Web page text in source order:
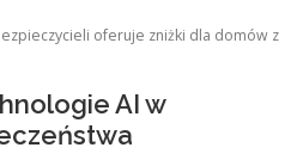
oferuje zniżki dla domów z
AI w